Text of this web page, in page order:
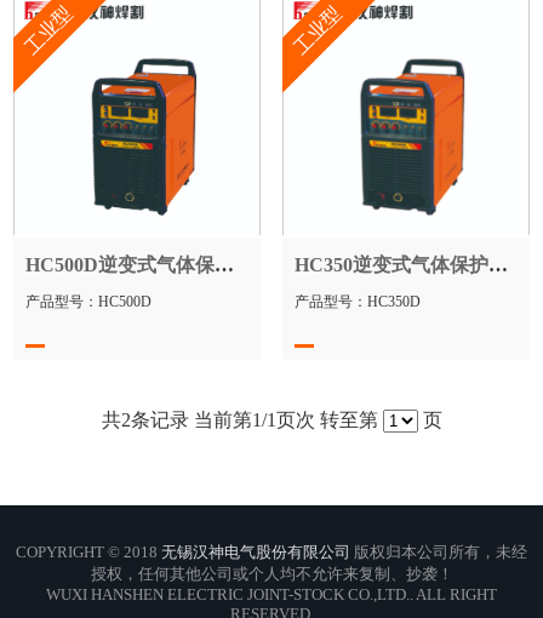
HC500D逆变式气体保焊机
产品型号：HC500D
工业型
HC350逆变式气体保护焊机
产品型号：HC350D
工业型
共2条记录 当前第1/1页次 转至第 页
COPYRIGHT © 2018 无锡汉神电气股份有限公司 版权归本公司所有，未经
授权，任何其他公司或个人均不允许来复制、抄袭！
WUXI HANSHEN ELECTRIC JOINT-STOCK CO.,LTD.. ALL RIGHT
RESERVED.